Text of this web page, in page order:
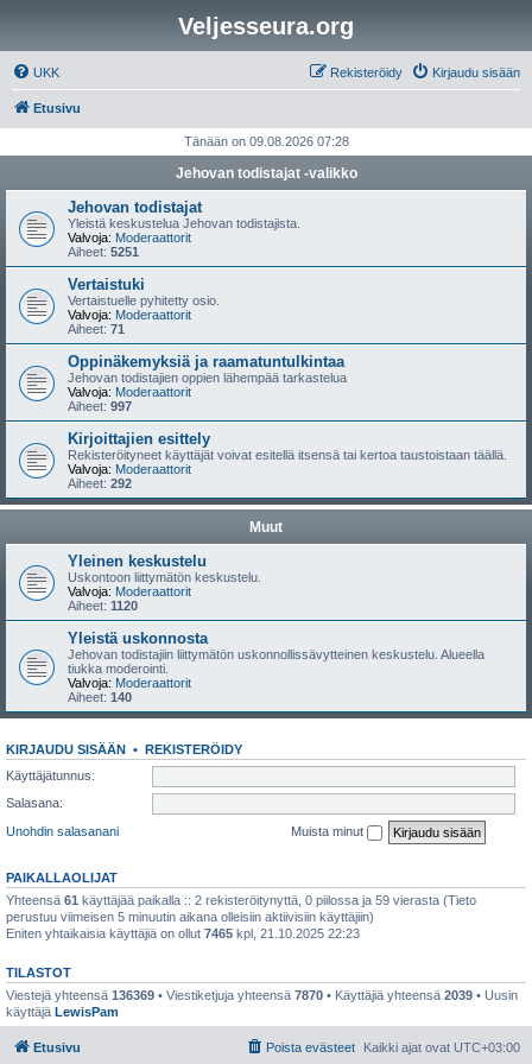
Veljesseura.org
UKK Kirjaudu sisään
Rekisteröidy
Etusivu
Tänään on 09.08.2026 07:28
Jehovan todistajat -valikko
Jehovan todistajat
Yleistä keskustelua Jehovan todistajista.
Valvoja: Moderaattorit
Aiheet: 5251
Vertaistuki
Vertaistuelle pyhitetty osio.
Valvoja: Moderaattorit
Aiheet: 71
Oppinäkemyksiä ja raamatuntulkintaa
Jehovan todistajien oppien lähempää tarkastelua
Valvoja: Moderaattorit
Aiheet: 997
Kirjoittajien esittely
Rekisteröityneet käyttäjät voivat esitellä itsensä tai kertoa taustoistaan täällä.
Valvoja: Moderaattorit
Aiheet: 292
Muut
Yleinen keskustelu
Uskontoon liittymätön keskustelu.
Valvoja: Moderaattorit
Aiheet: 1120
Yleistä uskonnosta
Jehovan todistajiin liittymätön uskonnollissävytteinen keskustelu. Alueella
tiukka moderointi.
Valvoja: Moderaattorit
Aiheet: 140
KIRJAUDU SISÄÄN • REKISTERÖIDY
Käyttäjätunnus:
Salasana:
Unohdin salasanani
Muista minut
PAIKALLAOLIJAT
Yhteensä 61 käyttäjää paikalla :: 2 rekisteröitynyttä, 0 piilossa ja 59 vierasta (Tieto
perustuu viimeisen 5 minuutin aikana olleisiin aktiivisiin käyttäjiin)
Eniten yhtaikaisia käyttäjiä on ollut 7465 kpl, 21.10.2025 22:23
TILASTOT
Viestejä yhteensä 136369 • Viestiketjuja yhteensä 7870 • Käyttäjiä yhteensä 2039 • Uusin
käyttäjä LewisPam
Etusivu Kaikki ajat ovat UTC+03:00
Poista evästeet